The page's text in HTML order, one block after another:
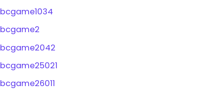
bcgame1034
bcgame2
bcgame2042
bcgame25021
bcgame26011